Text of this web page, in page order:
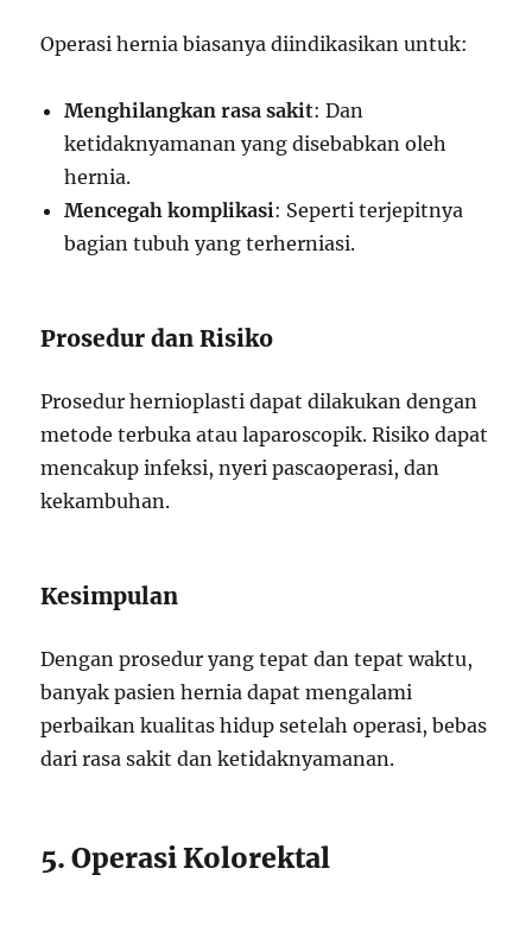
Operasi hernia biasanya diindikasikan untuk:
Menghilangkan rasa sakit: Dan
ketidaknyamanan yang disebabkan oleh
hernia.
Mencegah komplikasi: Seperti terjepitnya
bagian tubuh yang terherniasi.
Prosedur dan Risiko
Prosedur hernioplasti dapat dilakukan dengan
metode terbuka atau laparoscopik. Risiko dapat
mencakup infeksi, nyeri pascaoperasi, dan
kekambuhan.
Kesimpulan
Dengan prosedur yang tepat dan tepat waktu,
banyak pasien hernia dapat mengalami
perbaikan kualitas hidup setelah operasi, bebas
dari rasa sakit dan ketidaknyamanan.
5. Operasi Kolorektal